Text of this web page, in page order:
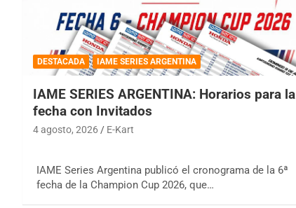
DESTACADA IAME SERIES ARGENTINA
IAME SERIES ARGENTINA: Horarios para la
fecha con Invitados
4 agosto, 2026 E-Kart
IAME Series Argentina publicó el cronograma de la 6ª
fecha de la Champion Cup 2026, que…